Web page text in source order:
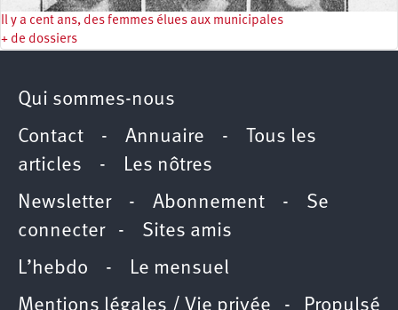
Il y a cent ans, des femmes élues aux municipales
+ de dossiers
Qui sommes-nous
Contact - Annuaire -
Tous les
articles - Les nôtres
Newsletter- Abonnement - Se
connecter- Sites amis
L’hebdo - Le mensuel